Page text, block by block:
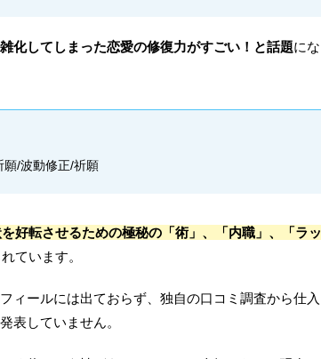
化してしまった恋愛の修復力がすごい！と話題にな
願/波動修正/祈願
好転させるための極秘の「術」、「内職」、「ラッ
ています。
ィールには出ておらず、独自の口コミ調査から仕入
表していません。